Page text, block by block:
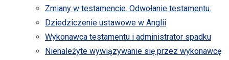
Zmiany w testamencie. Odwołanie testamentu.
Dziedziczenie ustawowe w Anglii
Wykonawca testamentu i administrator spadku
Nienależyte wywiązywanie się przez wykonawcę